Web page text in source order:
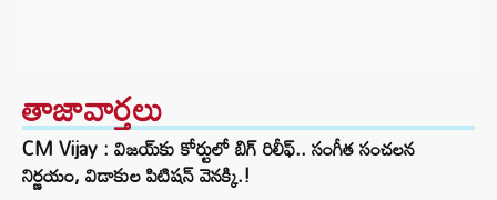
తాజావార్తలు
CM Vijay : విజయ్‌కు కోర్టులో బిగ్ రిలీఫ్.. సంగీత సంచలన
నిర్ణయం, విడాకుల పిటిషన్ వెనక్కి.!